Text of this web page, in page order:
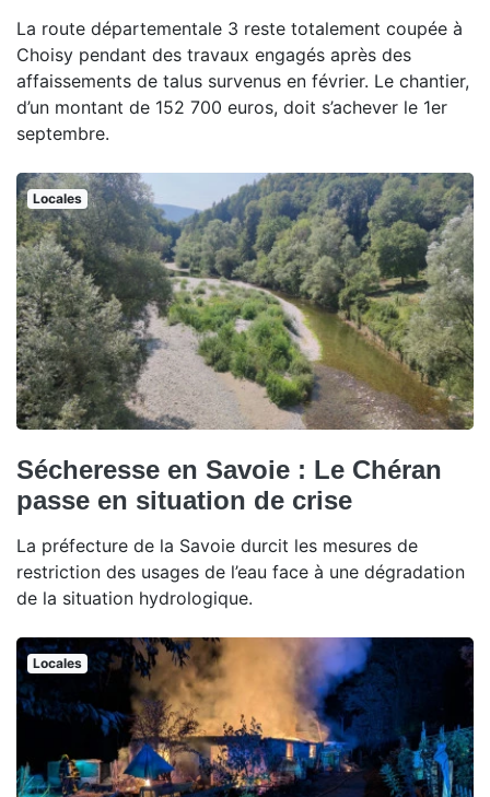
La route départementale 3 reste totalement coupée à
Choisy pendant des travaux engagés après des
affaissements de talus survenus en février. Le chantier,
d’un montant de 152 700 euros, doit s’achever le 1er
septembre.
Locales
Sécheresse en Savoie : Le Chéran
passe en situation de crise
La préfecture de la Savoie durcit les mesures de
restriction des usages de l’eau face à une dégradation
de la situation hydrologique.
Locales